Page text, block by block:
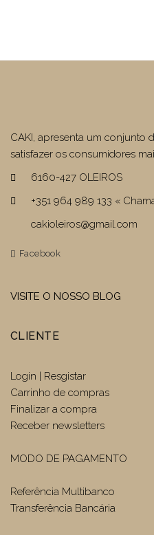
CAKI, apresenta um conjunto
satisfazer os consumidores
6160-427 OLEIROS
+351 964 989 133 «
cakioleiros@gmail.com
Facebook
VISITE O NOSSO BLOG
CLIENTE
Login | Resgistar
Carrinho de compras
Finalizar a compra
Receber newsletters
MODO DE PAGAMENTO
Referência Multibanco
Transferência Bancária